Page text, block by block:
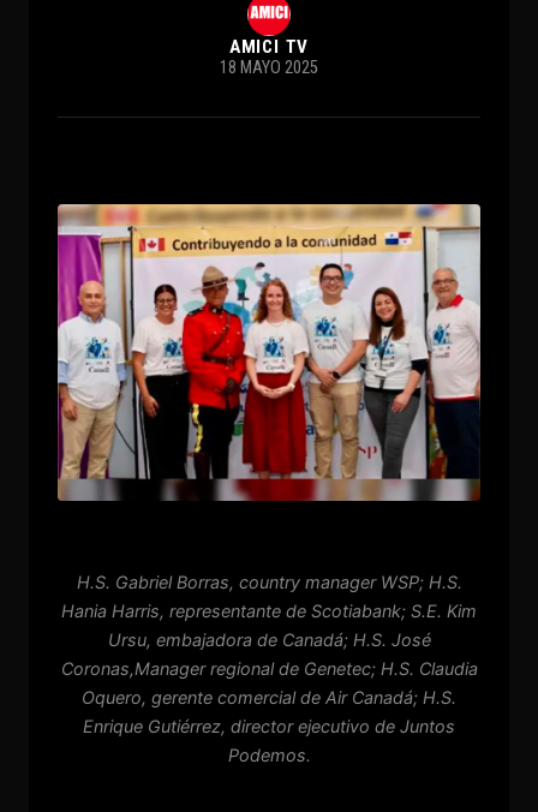
AMICI TV
18 MAYO 2025
H.S. Gabriel Borras, country manager WSP; H.S.
Hania Harris, representante de Scotiabank; S.E. Kim
Ursu, embajadora de Canadá; H.S. José
Coronas,Manager regional de Genetec; H.S. Claudia
Oquero, gerente comercial de Air Canadá; H.S.
Enrique Gutiérrez, director ejecutivo de Juntos
Podemos.